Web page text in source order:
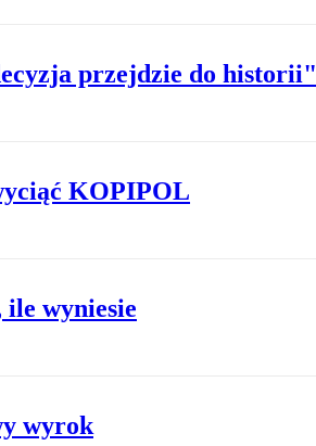
przejdzie do historii"
KOPIPOL
ile wyniesie
wyrok